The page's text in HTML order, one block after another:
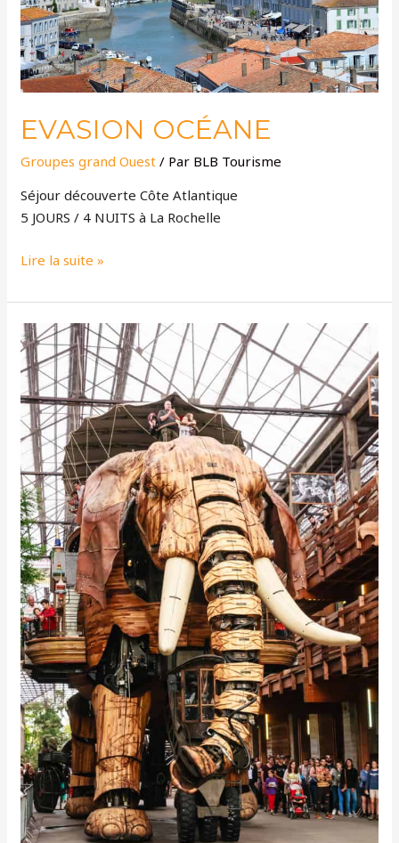
EVASION OCÉANE
Groupes grand Ouest / Par BLB Tourisme
Séjour découverte Côte Atlantique
5 JOURS / 4 NUITS à La Rochelle
Lire la suite »
LA
LOIRE
ET
L’OCÉAN…